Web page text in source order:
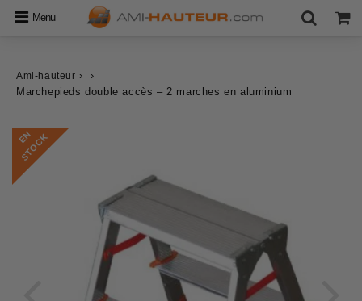
Menu
Ami-hauteur ›
›
Marchepieds double accès – 2 marches en aluminium
E
N
S
T
O
C
K